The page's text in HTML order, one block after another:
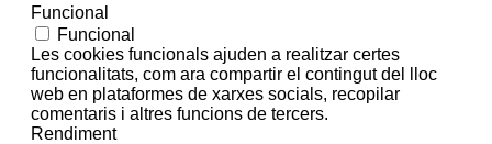
Funcional
Funcional
Les cookies funcionals ajuden a realitzar certes
funcionalitats, com ara compartir el contingut del lloc
web en plataformes de xarxes socials, recopilar
comentaris i altres funcions de tercers.
Rendiment